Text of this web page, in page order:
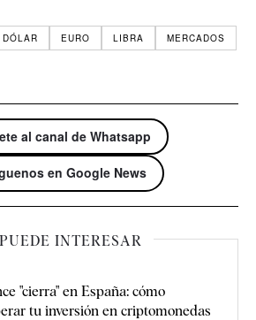
DÓLAR EURO LIBRA
MERCADOS
al canal de Whatsapp
en Google News
INTERESAR
"cierra" en España: cómo
tu inversión en criptomonedas